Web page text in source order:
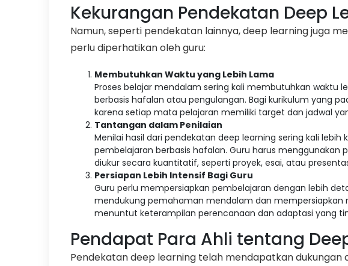
Kekurangan Pendekatan Deep
Namun, seperti pendekatan lainnya, deep learning juga
perlu diperhatikan oleh guru:
Membutuhkan Waktu yang Lebih Lama
Proses belajar mendalam sering kali membutuhkan waktu
berbasis hafalan atau pengulangan. Bagi kurikulum yang
karena setiap mata pelajaran memiliki target dan jadwal
Tantangan dalam Penilaian
Menilai hasil dari pendekatan deep learning sering kali lebih
pembelajaran berbasis hafalan. Guru harus menggunakan
diukur secara kuantitatif, seperti proyek, esai, atau
Persiapan Lebih Intensif Bagi Guru
Guru perlu mempersiapkan pembelajaran dengan lebih
mendukung pemahaman mendalam dan mempersiapkan
menuntut keterampilan perencanaan dan adaptasi yang
Pendapat Para Ahli tentang
Pendekatan deep learning telah mendapatkan dukungan